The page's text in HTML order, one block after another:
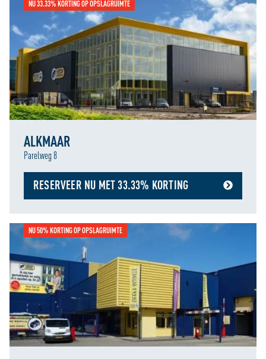
NU 33.33% KORTING OP OPSLAGRUIMTE
ALKMAAR
Parelweg 8
RESERVEER NU MET 33.33% KORTING
NU 50% KORTING OP OPSLAGRUIMTE